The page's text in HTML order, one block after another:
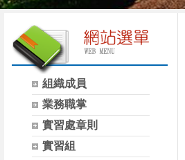
組織成員
業務職掌
實習處章則
實習組